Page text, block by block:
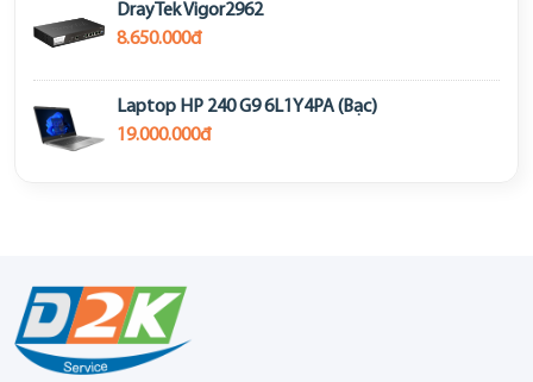
DrayTek Vigor2962
8.650.000đ
Laptop HP 240 G9 6L1Y4PA (Bạc)
19.000.000đ